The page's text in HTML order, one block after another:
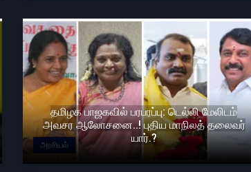
அரசியல்
தமிழக பாஜகவில் பரபரப்பு: டெல்லி மேலிடம்
அவசர ஆலோசனை..! புதிய மாநிலத் தலைவர்
யார்.?